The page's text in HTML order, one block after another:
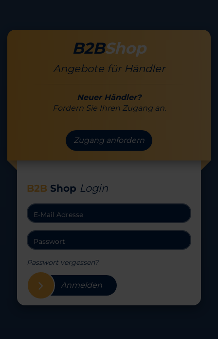
B2BShop
Angebote für Händler
Neuer Händler?
Fordern Sie Ihren Zugang an.
Zugang anfordern
B2B Shop Login
Passwort vergessen?
Anmelden